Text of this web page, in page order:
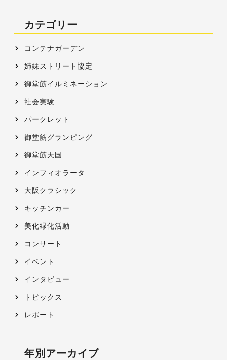
カテゴリー
コンテナガーデン
姉妹ストリート協定
御堂筋イルミネーション
社会実験
パークレット
御堂筋グランピング
御堂筋天国
インフィオラータ
大阪クラシック
キッチンカー
美化緑化活動
コンサート
イベント
インタビュー
トピックス
レポート
年別アーカイブ